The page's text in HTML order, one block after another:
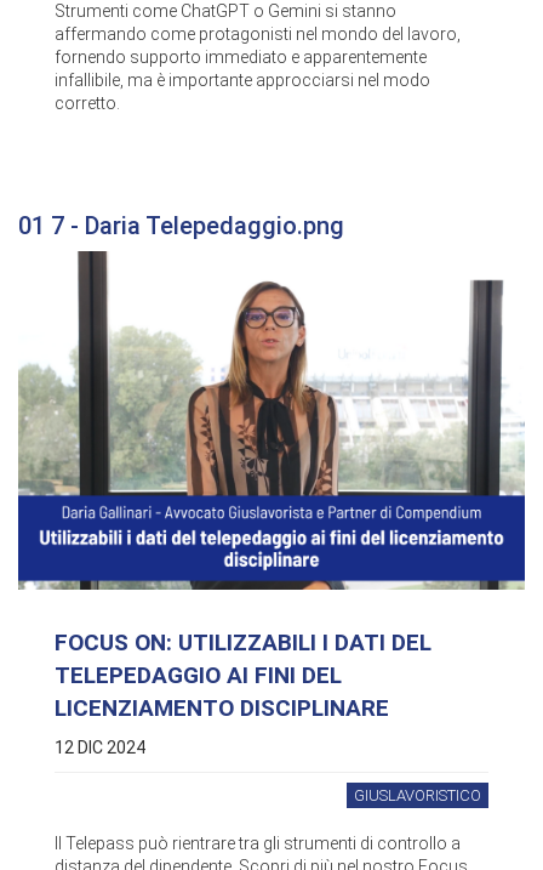
Strumenti come ChatGPT o Gemini si stanno
affermando come protagonisti nel mondo del lavoro,
fornendo supporto immediato e apparentemente
infallibile, ma è importante approcciarsi nel modo
corretto.
01 7 - Daria Telepedaggio.png
FOCUS ON: UTILIZZABILI I DATI DEL
TELEPEDAGGIO AI FINI DEL
LICENZIAMENTO DISCIPLINARE
12 DIC 2024
GIUSLAVORISTICO
Il Telepass può rientrare tra gli strumenti di controllo a